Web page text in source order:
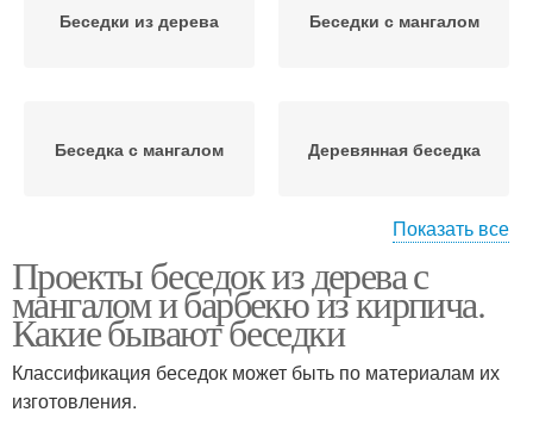
Беседки из дерева Беседки с мангалом
Беседка с мангалом Деревянная беседка
Беседки с барбекю
Показать все
Проекты беседок из дерева с
мангалом и барбекю из кирпича.
Какие бывают беседки
Классификация беседок может быть по материалам их
изготовления.